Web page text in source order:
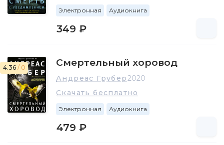
Электронная Аудиокнига
349 ₽
4.36 / 0 Смертельный хоровод
Андреас Грубер2020
Скачать бесплатно
Электронная Аудиокнига
479 ₽